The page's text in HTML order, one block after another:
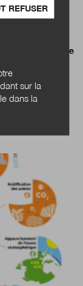
pour construire
REFUSER
sur la
dans la